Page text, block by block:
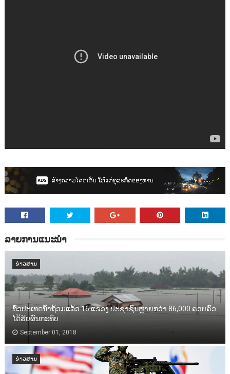
ລາຍການແນະນຳ
ຂ່າວສານ
ທົ່ວປະເທດນ້ຳຖ້ວມແລ້ວ 16 ແຂວງ ປະຊາຊົນຫຼາຍກວ່າ 86,000​ ຄອບຄົວ
ໄດ້ຮັບຜົນກະທົບ
September 01, 2018
ຂ່າວສານ